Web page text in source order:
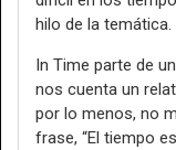
hilo de la temática.
In Time parte de
nos cuenta un
por lo menos, no
frase, “El tiempo